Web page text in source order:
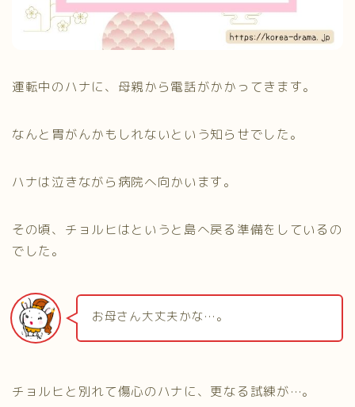
運転中のハナに、母親から電話がかかってきます。
なんと胃がんかもしれないという知らせでした。
ハナは泣きながら病院へ向かいます。
その頃、チョルヒはというと島へ戻る準備をしているの
でした。
お母さん大丈夫かな…。
チョルヒと別れて傷心のハナに、更なる試練が…。